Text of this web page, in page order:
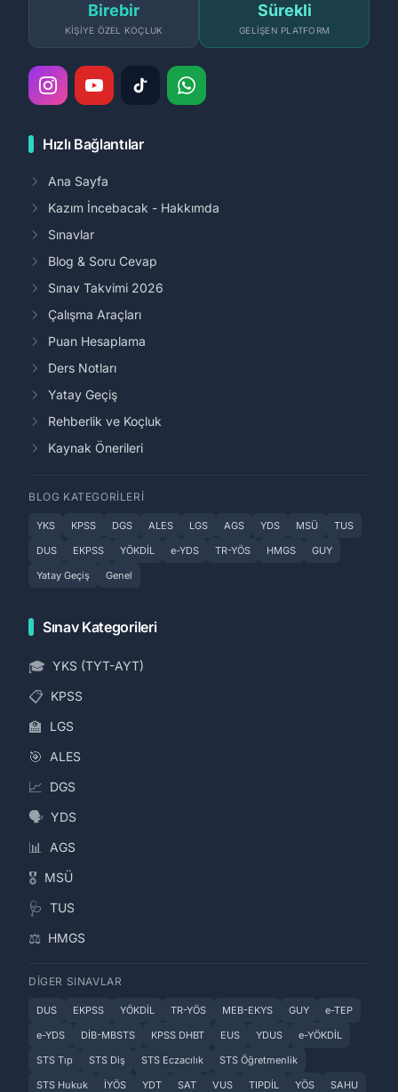
Birebir
KIŞIYE ÖZEL KOÇLUK
Sürekli
GELIŞEN PLATFORM
Hızlı Bağlantılar
Ana Sayfa
Kazım İncebacak - Hakkımda
Sınavlar
Blog & Soru Cevap
Sınav Takvimi 2026
Çalışma Araçları
Puan Hesaplama
Ders Notları
Yatay Geçiş
Rehberlik ve Koçluk
Kaynak Önerileri
BLOG KATEGORILERI
YKS KPSS DGS ALES LGS AGS YDS MSÜ
TUS
DUS
EKPSS YÖKDİL e-YDS TR-YÖS HMGS
GUY
Yatay Geçiş
Genel
Sınav Kategorileri
🎓 YKS (TYT-AYT)
📋 KPSS
🏫 LGS
🎯 ALES
📈 DGS
🗣️ YDS
📊 AGS
🎖️ MSÜ
🩺 TUS
⚖️ HMGS
DIGER SINAVLAR
DUS EKPSS YÖKDİL TR-YÖS MEB-EKYS GUY
e-TEP
e-YDS
DİB-MBSTS KPSS DHBT EUS YDUS
e-YÖKDİL
STS Tıp
STS Diş STS Eczacılık
STS Öğretmenlik
STS Hukuk
İYÖS YDT SAT VUS TIPDİL YÖS SAHU